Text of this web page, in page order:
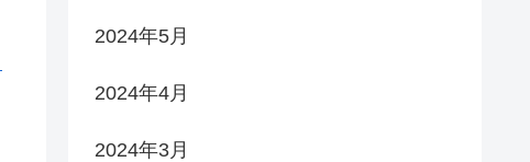
2024年5月
2024年4月
2024年3月